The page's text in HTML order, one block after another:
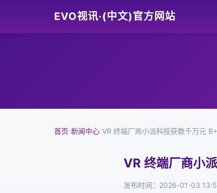
EVO视讯·(中文)官方网站
首页›新闻中心›VR 终端厂商小派科技获数千万元
VR 终端厂商小
发布时间：2026-01-03